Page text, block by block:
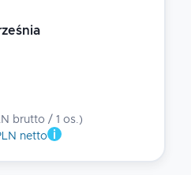
brutto / 1 os.)
netto